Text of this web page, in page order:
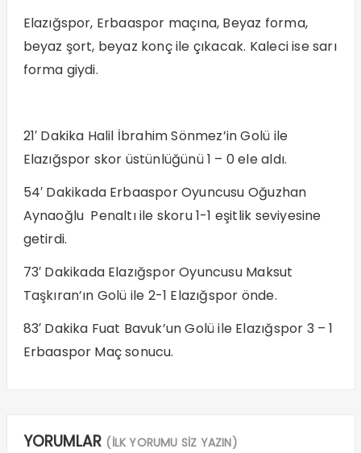
Elazığspor, Erbaaspor maçına, Beyaz forma,
beyaz şort, beyaz konç ile çıkacak. Kaleci ise sarı
forma giydi.
21′ Dakika Halil İbrahim Sönmez’in Golü ile
Elazığspor skor üstünlüğünü 1 – 0 ele aldı.
54′ Dakikada Erbaaspor Oyuncusu Oğuzhan
Aynaoğlu Penaltı ile skoru 1-1 eşitlik seviyesine
getirdi.
73′ Dakikada Elazığspor Oyuncusu Maksut
Taşkıran’ın Golü ile 2-1 Elazığspor önde.
83′ Dakika Fuat Bavuk’un Golü ile Elazığspor 3 – 1
Erbaaspor Maç sonucu.
YORUMLAR (İLK YORUMU SİZ YAZIN)